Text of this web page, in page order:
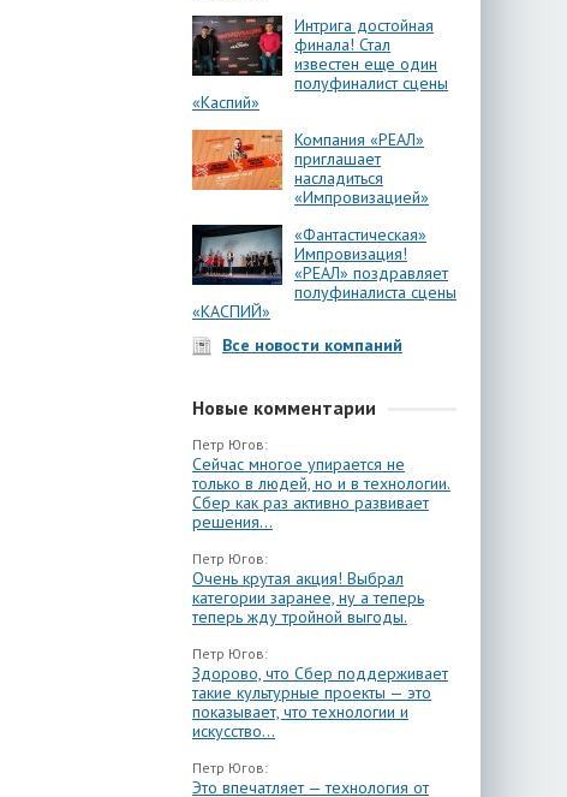
Интрига достойная
финала! Стал
известен еще один
полуфиналист сцены
«Каспий»
Компания «РЕАЛ»
приглашает
насладиться
«Импровизацией»
«Фантастическая»
Импровизация!
«РЕАЛ» поздравляет
полуфиналиста сцены
«КАСПИЙ»
Все новости компаний
Новые комментарии
Петр Югов:
Сейчас многое упирается не
только в людей, но и в технологии.
Сбер как раз активно развивает
решения...
Петр Югов:
Очень крутая акция! Выбрал
категории заранее, ну а теперь
теперь жду тройной выгоды.
Петр Югов:
Здорово, что Сбер поддерживает
такие культурные проекты — это
показывает, что технологии и
искусство...
Петр Югов:
Это впечатляет — технология от